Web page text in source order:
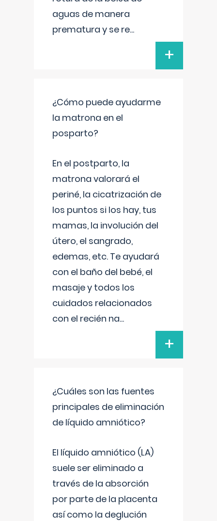
aguas de manera
prematura y se re...
+
¿Cómo puede ayudarme
la matrona en el
posparto?
En el postparto, la
matrona valorará el
periné, la cicatrización de
los puntos si los hay, tus
mamas, la involución del
útero, el sangrado,
edemas, etc. Te ayudará
con el baño del bebé, el
masaje y todos los
cuidados relacionados
con el recién na...
+
¿Cuáles son las fuentes
principales de eliminación
de líquido amniótico?
El líquido amniótico (LA)
suele ser eliminado a
través de la absorción
por parte de la placenta
así como la deglución